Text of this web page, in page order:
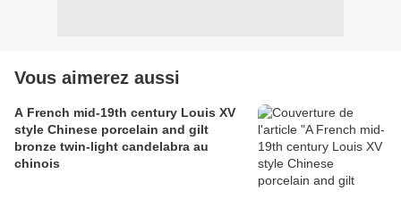
Vous aimerez aussi
A French mid-19th century Louis XV
style Chinese porcelain and gilt
bronze twin-light candelabra au
chinois